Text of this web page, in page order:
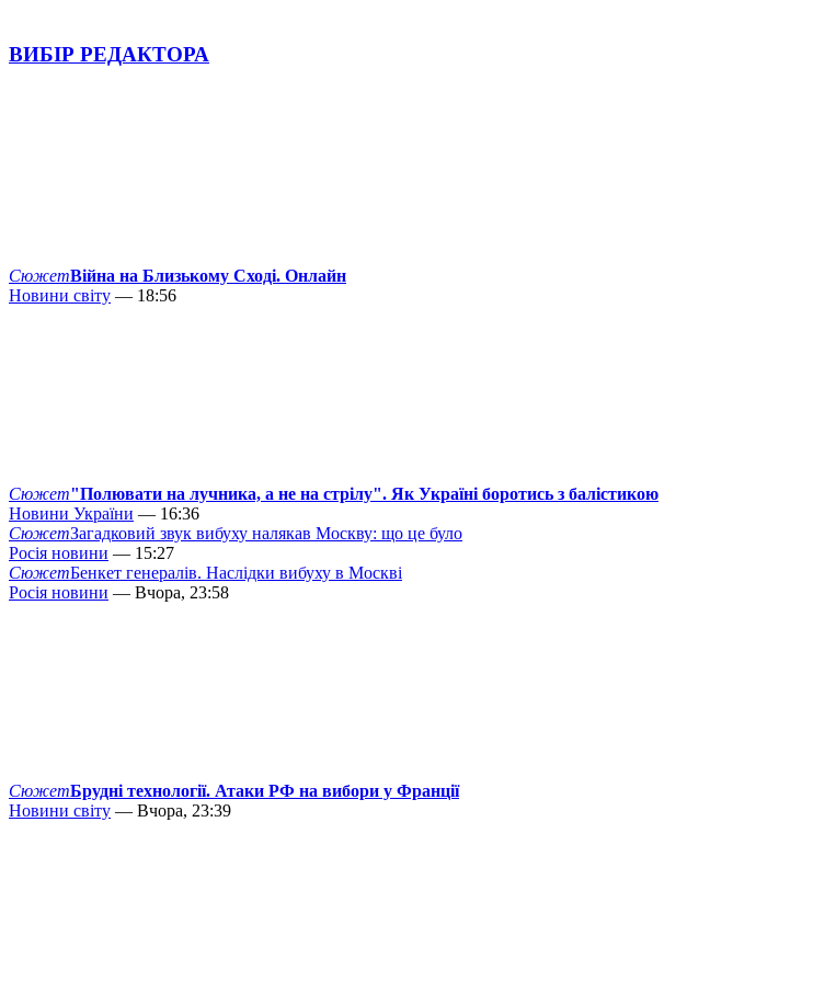
ВИБІР РЕДАКТОРА
СюжетВійна на Близькому Сході. Онлайн
Новини світу — 18:56
Сюжет"Полювати на лучника, а не на стрілу". Як Україні боротись з балістикою
Новини України — 16:36
СюжетЗагадковий звук вибуху налякав Москву: що це було
Росія новини — 15:27
СюжетБенкет генералів. Наслідки вибуху в Москві
Росія новини — Вчора, 23:58
СюжетБрудні технології. Атаки РФ на вибори у Франції
Новини світу — Вчора, 23:39